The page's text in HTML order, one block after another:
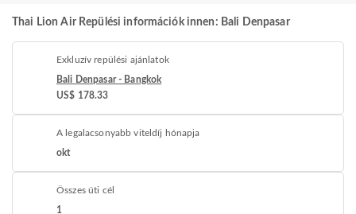
Thai Lion Air Repülési információk innen: Bali Denpasar
Exkluzív repülési ajánlatok
Bali Denpasar - Bangkok
US$ 178.33
A legalacsonyabb viteldíj hónapja
okt
Összes úti cél
1